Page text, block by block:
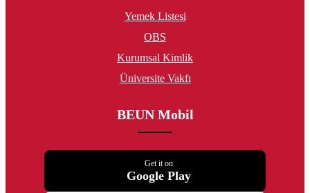
Yemek Listesi
OBS
Kurumsal Kimlik
Üniversite Vakfı
BEUN Mobil
Get it on
Google Play